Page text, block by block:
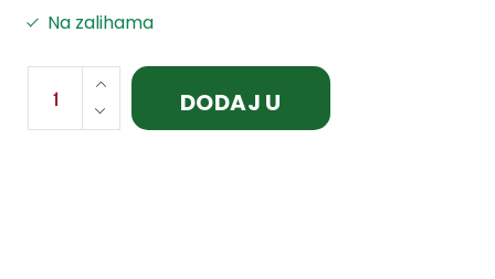
Na zalihama
DODAJ U